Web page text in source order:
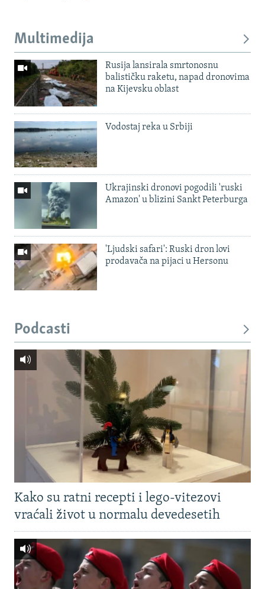
Multimedija
Rusija lansirala smrtonosnu
balističku raketu, napad dronovima
na Kijevsku oblast
Vodostaj reka u Srbiji
Ukrajinski dronovi pogodili 'ruski
Amazon' u blizini Sankt Peterburga
'Ljudski safari': Ruski dron lovi
prodavača na pijaci u Hersonu
Podcasti
Kako su ratni recepti i lego-vitezovi
vraćali život u normalu devedesetih